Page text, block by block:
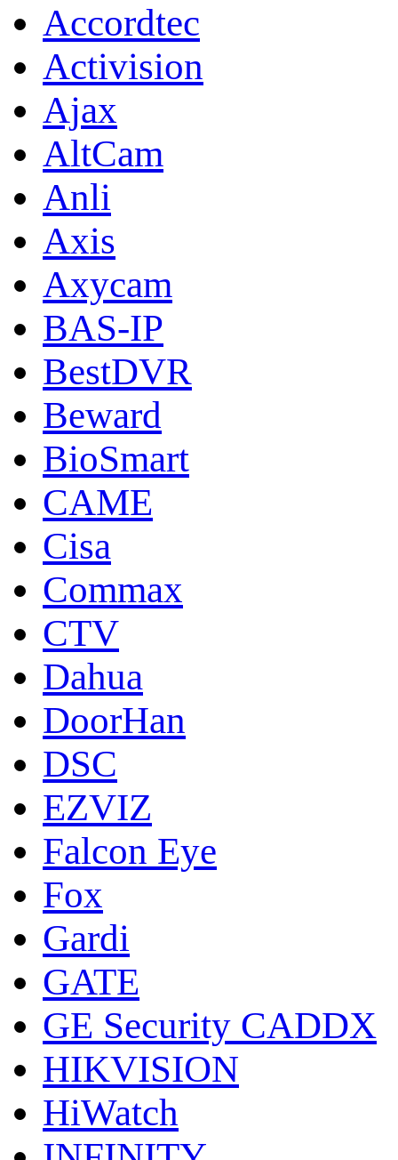
Accordtec
Activision
Ajax
AltCam
Anli
Axis
Axycam
BAS-IP
BestDVR
Beward
BioSmart
CAME
Cisa
Commax
CTV
Dahua
DoorНan
DSC
EZVIZ
Falcon Eye
Fox
Gardi
GATE
GE Security CADDX
HIKVISION
HiWatch